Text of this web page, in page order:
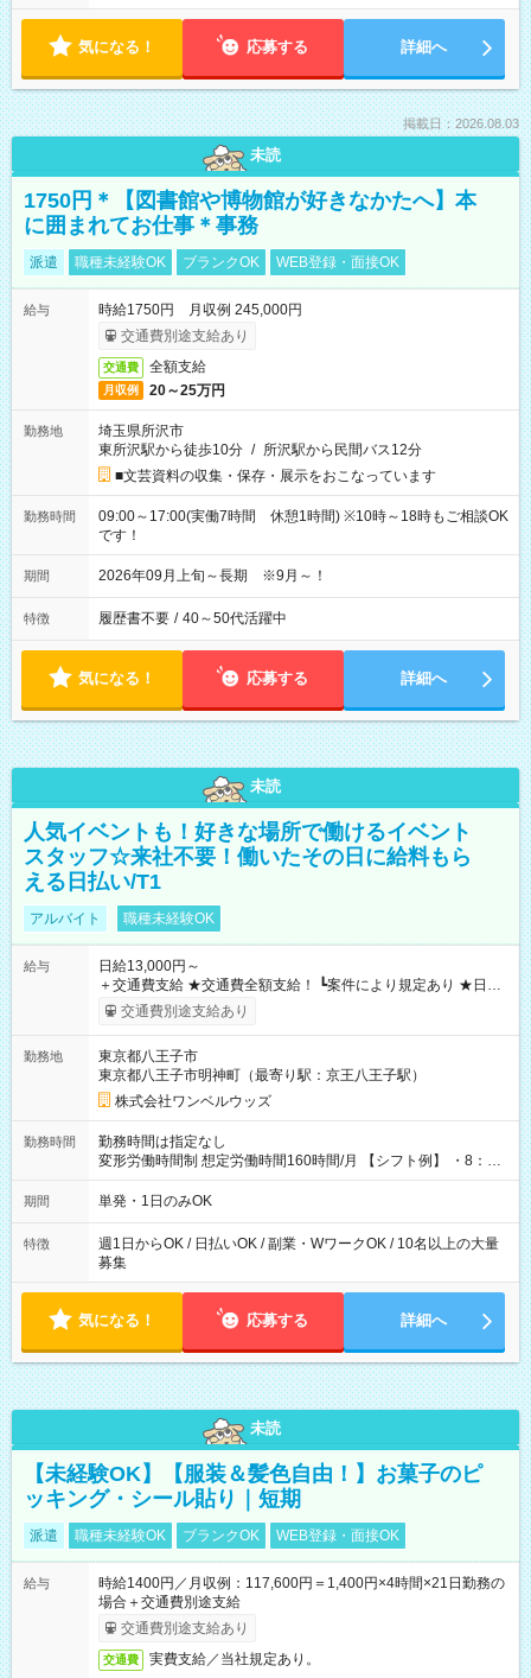
気になる！ 応募する 詳細へ
掲載日：2026.08.03
未読
1750円＊【図書館や博物館が好きなかたへ】本
に囲まれてお仕事＊事務
派遣 職種未経験OK ブランクOK WEB登録・面接OK
給与
時給1750円 月収例 245,000円
交通費別途支給あり
交通費 全額支給
月収例 20～25万円
勤務地
埼玉県所沢市
東所沢駅から徒歩10分 / 所沢駅から民間バス12分
■文芸資料の収集・保存・展示をおこなっています
勤務時間
09:00～17:00(実働7時間 休憩1時間) ※10時～18時もご相談OK
です！
期間 2026年09月上旬～長期 ※9月～！
特徴 履歴書不要 / 40～50代活躍中
気になる！ 応募する 詳細へ
未読
人気イベントも！好きな場所で働けるイベント
スタッフ☆来社不要！働いたその日に給料もら
える日払い/T1
アルバイト 職種未経験OK
給与
日給13,000円～
＋交通費支給 ★交通費全額支給！ ┗案件により規定あり ★日払
いOK！（規定あり） ┗働いたその日に現金GET♪ お仕事後はコ
ンビニATMから 日払い分を引き落とせます！ 【試用期間】試
交通費別途支給あり
勤務地
東京都八王子市
東京都八王子市明神町（最寄り駅：京王八王子駅）
株式会社ワンベルウッズ
勤務時間
勤務時間は指定なし
変形労働時間制 想定労働時間160時間/月 【シフト例】 ・8：00
～21：00
期間 単発・1日のみOK
特徴
週1日からOK / 日払いOK / 副業・WワークOK / 10名以上の大量
募集
気になる！ 応募する 詳細へ
未読
【未経験OK】【服装＆髪色自由！】お菓子のピ
ッキング・シール貼り｜短期
派遣 職種未経験OK ブランクOK WEB登録・面接OK
給与
時給1400円／月収例：117,600円＝1,400円×4時間×21日勤務の
場合＋交通費別途支給
交通費別途支給あり
交通費 実費支給／当社規定あり。